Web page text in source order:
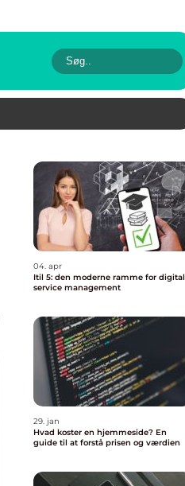
04. apr
Itil 5: den moderne ramme for digital
service management
29. jan
Hvad koster en hjemmeside? En
guide til at forstå prisen og værdien